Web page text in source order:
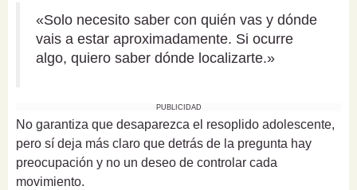
«Solo necesito saber con quién vas y dónde
vais a estar aproximadamente. Si ocurre
algo, quiero saber dónde localizarte.»
PUBLICIDAD
No garantiza que desaparezca el resoplido adolescente,
pero sí deja más claro que detrás de la pregunta hay
preocupación y no un deseo de controlar cada
movimiento.